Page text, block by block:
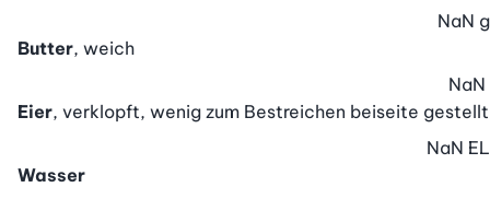
Butter, weich
NaN g
Eier, verklopft, wenig zum Bestreichen beiseite gestellt
NaN
Wasser
NaN EL